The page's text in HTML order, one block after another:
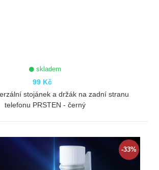
skladem
99 Kč
ZOBRAZIT
stojánek a držák na zadní stranu
telefonu PRSTEN - černý
-33%